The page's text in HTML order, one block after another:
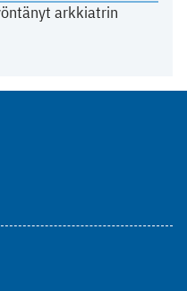
arkkiatrin